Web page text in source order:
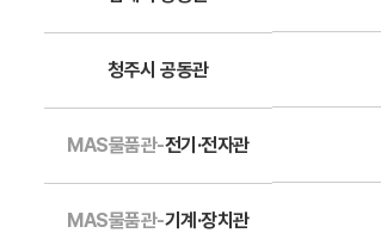
청주시 공동관
MAS물품관-전기·전자관
MAS물품관-기계·장치관